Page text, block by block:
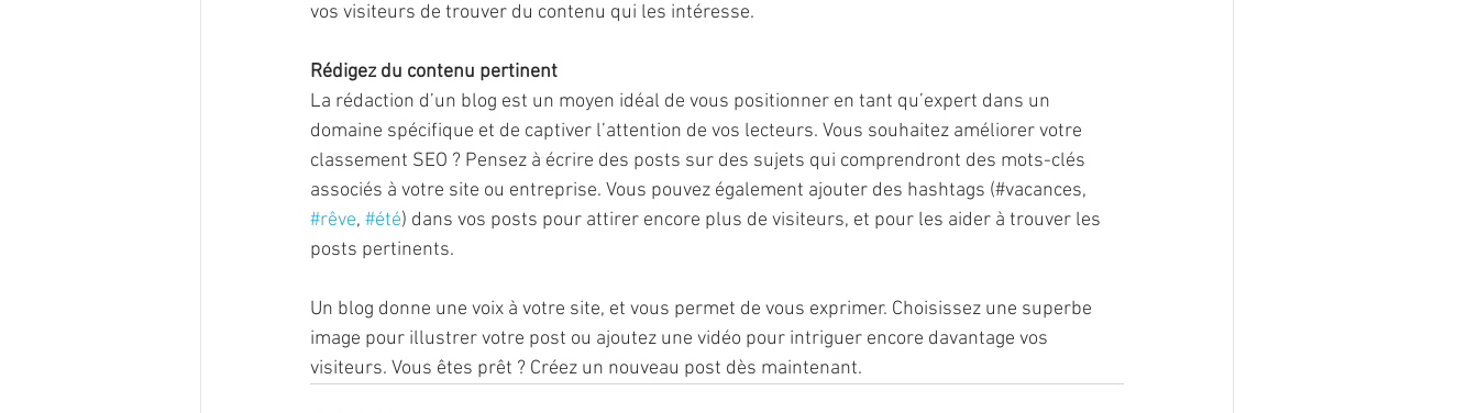
vos visiteurs de trouver du contenu qui les intéresse.
Rédigez du contenu pertinent
La rédaction d’un blog est un moyen idéal de vous positionner en tant qu’expert dans un
domaine spécifique et de captiver l’attention de vos lecteurs. Vous souhaitez améliorer votre
classement SEO ? Pensez à écrire des posts sur des sujets qui comprendront des mots-clés
associés à votre site ou entreprise. Vous pouvez également ajouter des hashtags (#vacances,
#rêve, #été) dans vos posts pour attirer encore plus de visiteurs, et pour les aider à trouver les
posts pertinents.
Un blog donne une voix à votre site, et vous permet de vous exprimer. Choisissez une superbe
image pour illustrer votre post ou ajoutez une vidéo pour intriguer encore davantage vos
visiteurs. Vous êtes prêt ? Créez un nouveau post dès maintenant.